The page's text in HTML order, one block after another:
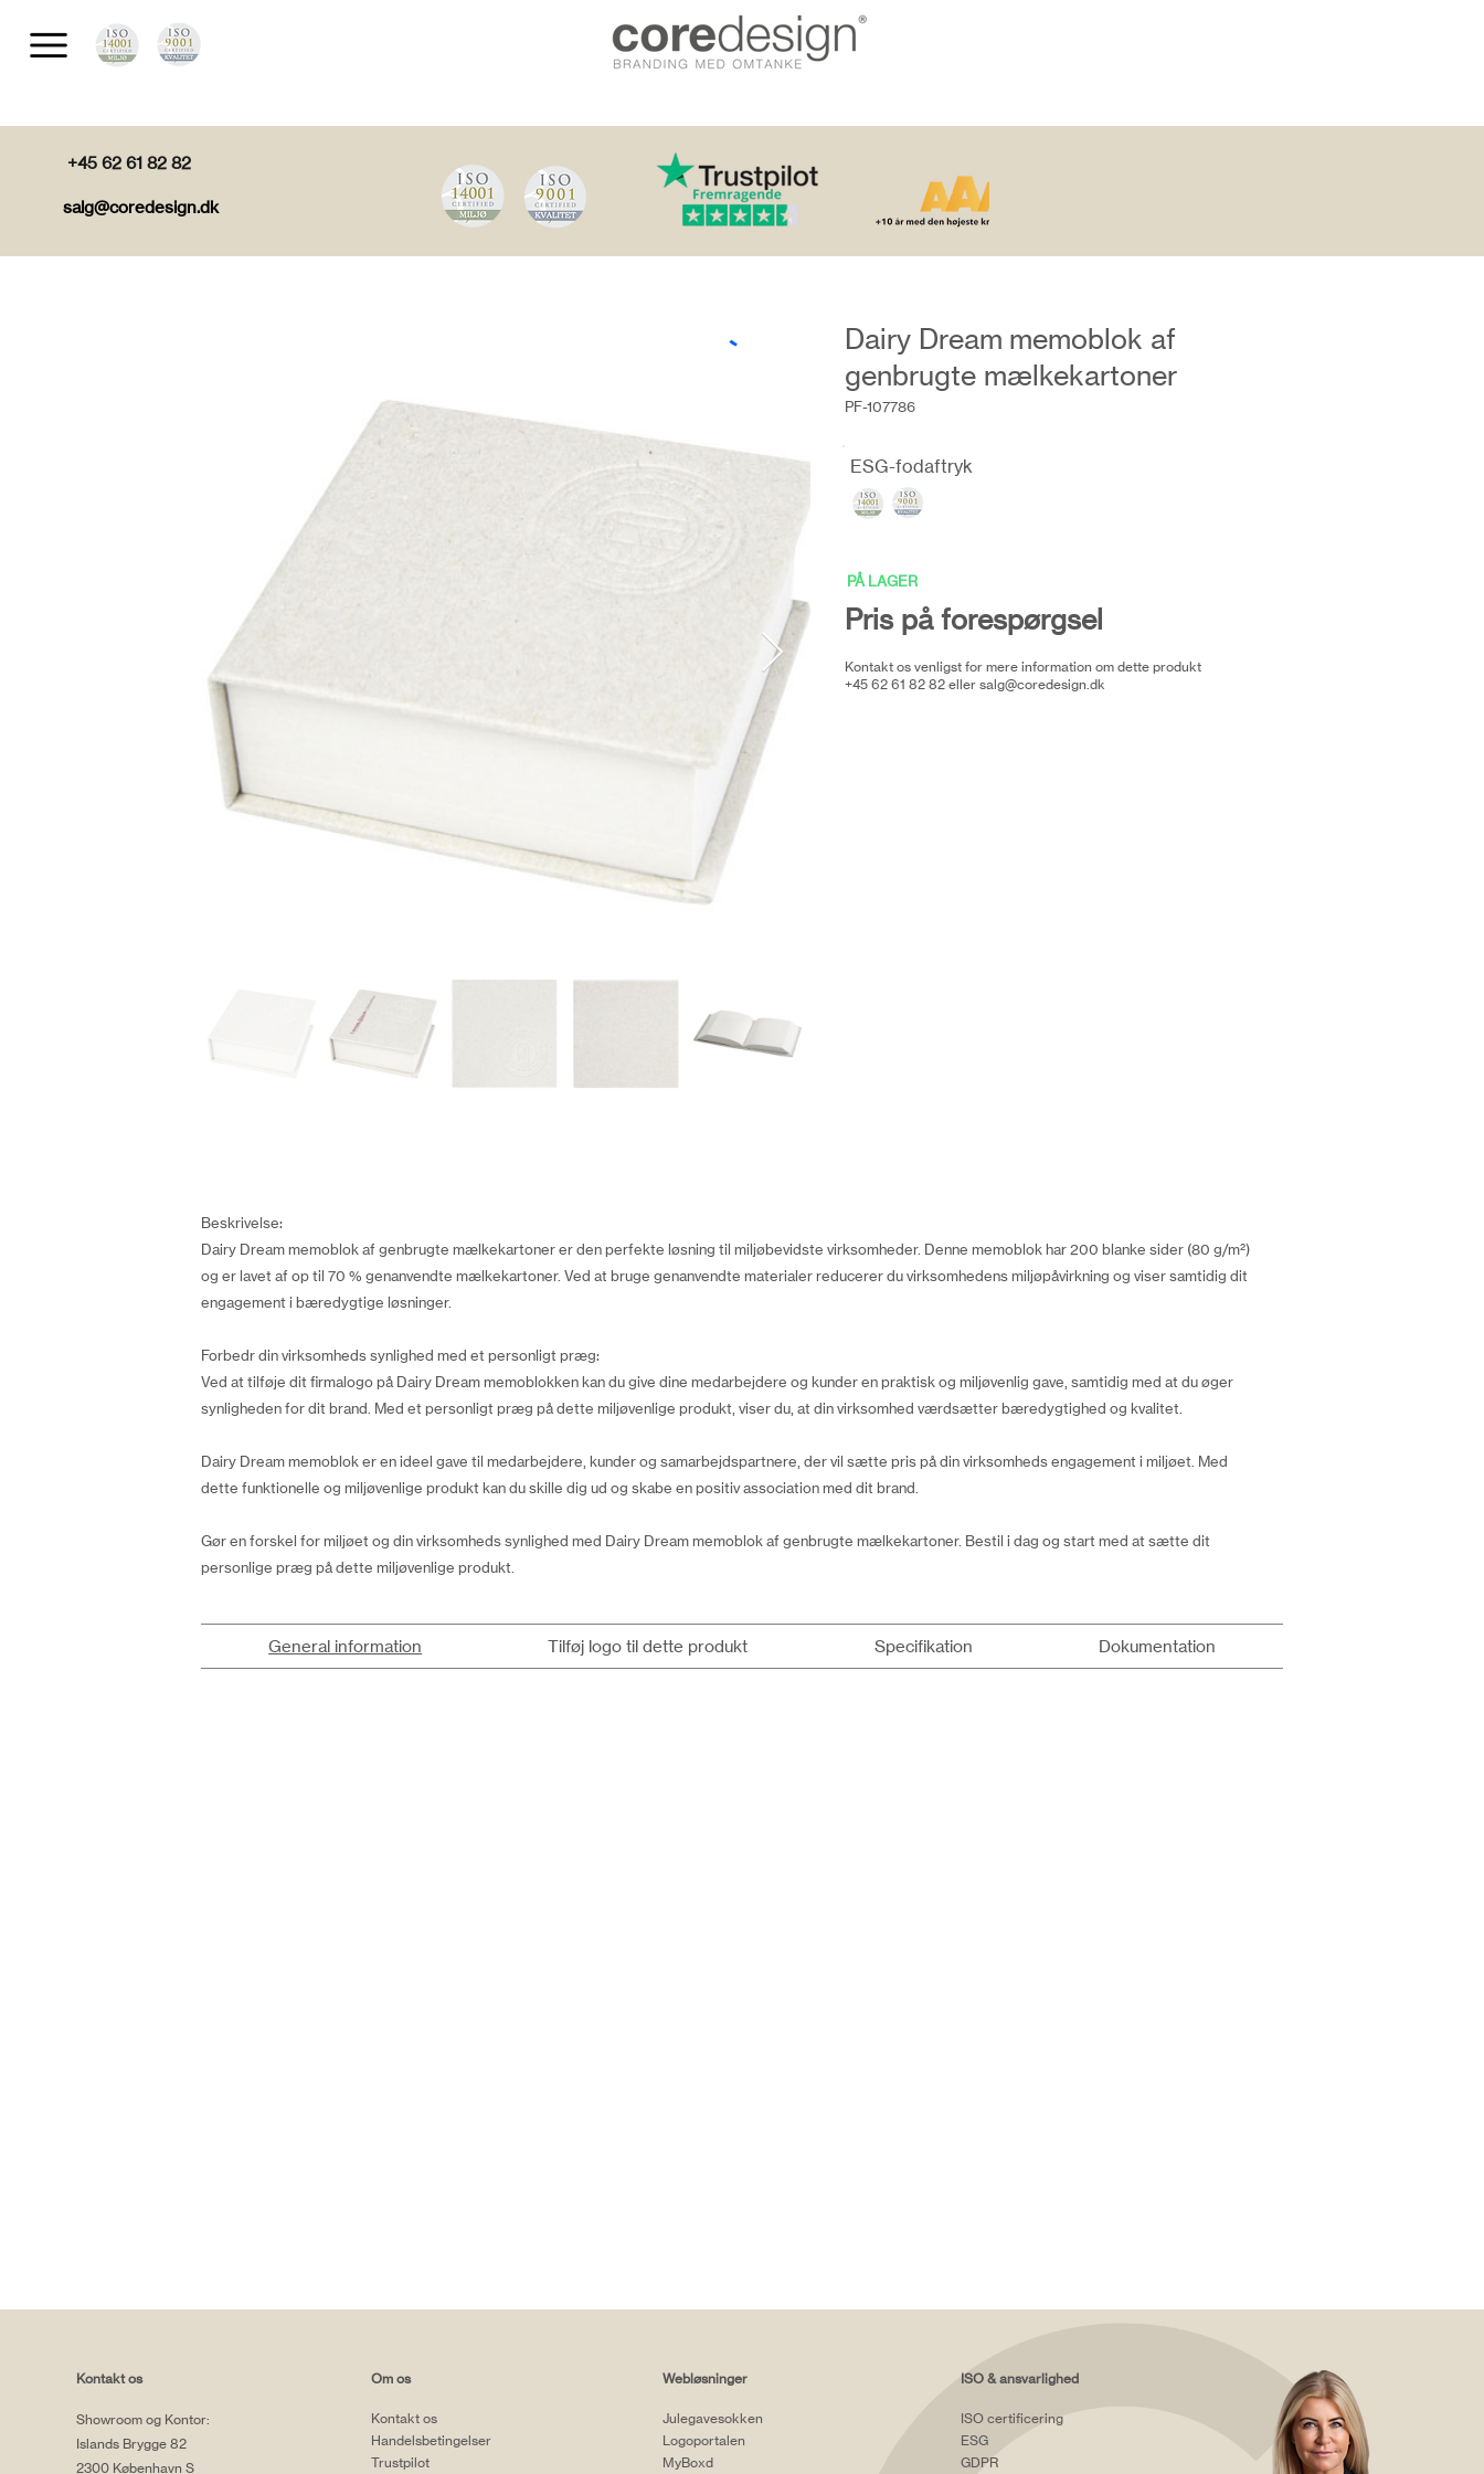
+45 62 61 82 82
salg@coredesign.dk
Dairy Dream memoblok af
genbrugte mælkekartoner
PF-107786
ESG-fodaftryk
PÅ LAGER
Pris på forespørgsel
Kontakt os venligst for mere information om dette produkt
+45 62 61 82 82 eller salg@coredesign.dk
Beskrivelse:
Dairy Dream memoblok af genbrugte mælkekartoner er den perfekte løsning til miljøbevidste virksomheder. Denne memoblok har 200 blanke sider (80 g/m²)
og er lavet af op til 70 % genanvendte mælkekartoner. Ved at bruge genanvendte materialer reducerer du virksomhedens miljøpåvirkning og viser samtidig dit
engagement i bæredygtige løsninger.
Forbedr din virksomheds synlighed med et personligt præg:
Ved at tilføje dit firmalogo på Dairy Dream memoblokken kan du give dine medarbejdere og kunder en praktisk og miljøvenlig gave, samtidig med at du øger
synligheden for dit brand. Med et personligt præg på dette miljøvenlige produkt, viser du, at din virksomhed værdsætter bæredygtighed og kvalitet.
Dairy Dream memoblok er en ideel gave til medarbejdere, kunder og samarbejdspartnere, der vil sætte pris på din virksomheds engagement i miljøet. Med
dette funktionelle og miljøvenlige produkt kan du skille dig ud og skabe en positiv association med dit brand.
Gør en forskel for miljøet og din virksomheds synlighed med Dairy Dream memoblok af genbrugte mælkekartoner. Bestil i dag og start med at sætte dit
personlige præg på dette miljøvenlige produkt.
General information Tilføj logo til dette produkt Specifikation Dokumentation
Kontakt os
Showroom og Kontor:
Islands Brygge 82
2300 København S
Om os
Kontakt os
Handelsbetingelser
Trustpilot
Webløsninger
Julegavesokken
Logoportalen
MyBoxd
ISO & ansvarlighed
ISO certificering
ESG
GDPR